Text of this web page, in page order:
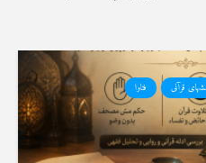
قرآنی
فتاوا